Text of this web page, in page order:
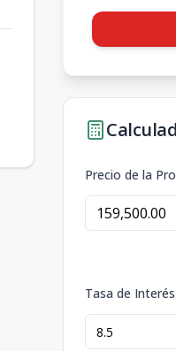
Precio de la
Tasa de